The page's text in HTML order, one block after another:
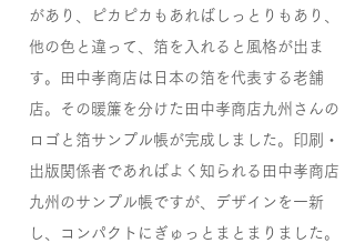
があり、ピカピカもあればしっとりもあり、
他の色と違って、箔を入れると風格が出ま
す。田中孝商店は日本の箔を代表する老舗
店。その暖簾を分けた田中孝商店九州さんの
ロゴと箔サンプル帳が完成しました。印刷・
出版関係者であればよく知られる田中孝商店
九州のサンプル帳ですが、デザインを一新
し、コンパクトにぎゅっとまとまりました。